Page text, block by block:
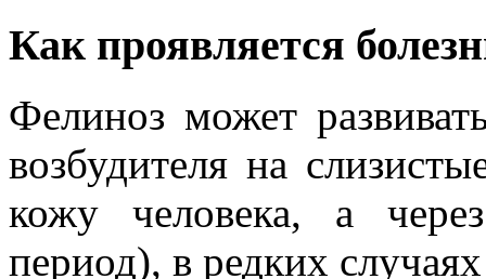
Как проявляется
Фелиноз может
возбудителя на
кожу человека, а
период), в редких